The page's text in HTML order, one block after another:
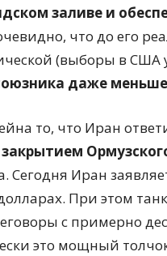
заливе и
что до его
(выборы в США
даже
то, что Иран
закрытием
Сегодня Иран
При этом
с примерно
это мощный